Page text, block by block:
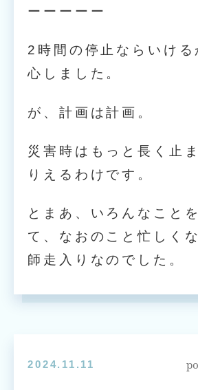
ーーーーー
2時間の停止ならいける
心しました。
が、計画は計画。
災害時はもっと長く止
りえるわけです。
とまあ、いろんなこと
て、なおのこと忙しく
師走入りなのでした。
2024.11.11